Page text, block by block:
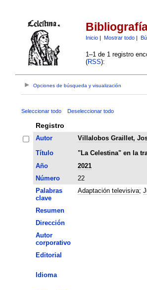
Inicio| Mostrar todo|
1–1 de 1 registro
(RSS):
Opciones de búsqueda y visualización
Seleccionar todo Deseleccionar todo
Registro
Autor
Villalobos Graillet,
Título
"La Celestina" en la
Año
2021
Número
22
Palabras
clave
Adaptación televisiva;
Resumen
Dirección
Autor
corporativo
Editorial
Idioma